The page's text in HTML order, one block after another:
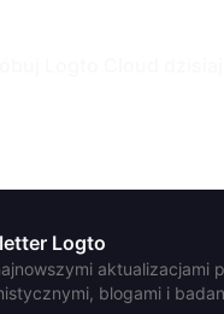
Logto
aktualizacjami
blogami i